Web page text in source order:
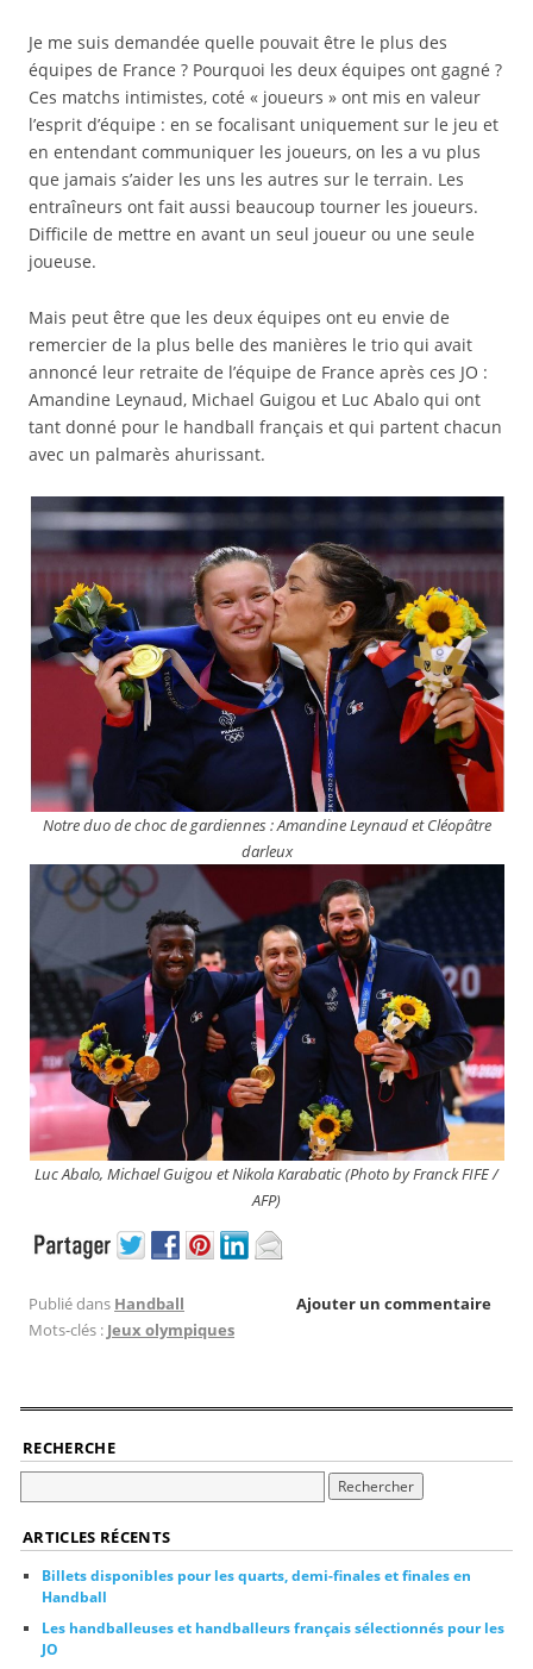
Je me suis demandée quelle pouvait être le plus des
équipes de France ? Pourquoi les deux équipes ont gagné ?
Ces matchs intimistes, coté « joueurs » ont mis en valeur
l’esprit d’équipe : en se focalisant uniquement sur le jeu et
en entendant communiquer les joueurs, on les a vu plus
que jamais s’aider les uns les autres sur le terrain. Les
entraîneurs ont fait aussi beaucoup tourner les joueurs.
Difficile de mettre en avant un seul joueur ou une seule
joueuse.
Mais peut être que les deux équipes ont eu envie de
remercier de la plus belle des manières le trio qui avait
annoncé leur retraite de l’équipe de France après ces JO :
Amandine Leynaud, Michael Guigou et Luc Abalo qui ont
tant donné pour le handball français et qui partent chacun
avec un palmarès ahurissant.
Notre duo de choc de gardiennes : Amandine Leynaud et Cléopâtre
darleux
Luc Abalo, Michael Guigou et Nikola Karabatic (Photo by Franck FIFE /
AFP)
Ajouter un commentaire
Publié dans Handball
Mots-clés : Jeux olympiques
RECHERCHE
ARTICLES RÉCENTS
Billets disponibles pour les quarts, demi-finales et finales en
Handball
Les handballeuses et handballeurs français sélectionnés pour les
JO